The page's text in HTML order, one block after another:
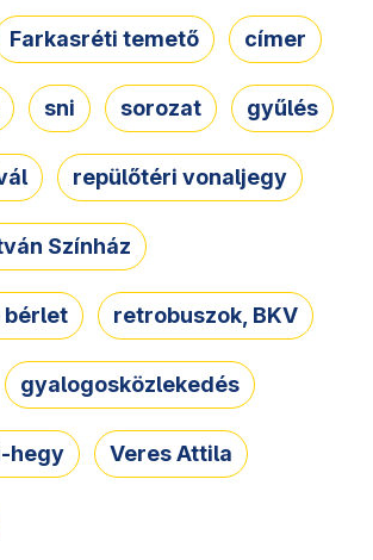
Farkasréti temető címer
sni sorozat gyűlés
repülőtéri vonaljegy
Színház
bérlet retrobuszok, BKV
gyalogosközlekedés
hegy Veres Attila